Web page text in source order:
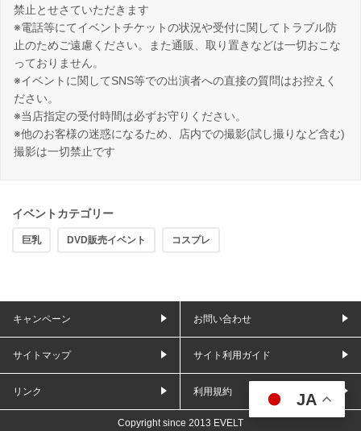
禁止とせさていただきます
※電話等にてイベントチケットの状況や受付に関してトラブル防
止のためご遠慮ください。また通販、取り置きなどは一切おこな
っておりません。
※イベントに関してSNS等での出演者への直接の質問はお控えく
ださい。
※当店指定の受付時間は必ずお守りください。
※他のお客様の迷惑になるため、店内での撮影(試し撮りなど含む)
撮影は一切禁止です
イベントカテゴリー
巨乳 DVD販売イベント コスプレ
JA
キャンペーン お問い合わせ
サイトマップ サイト利用ガイド
リンク 利用規約
Copyright since 2013 EVELT